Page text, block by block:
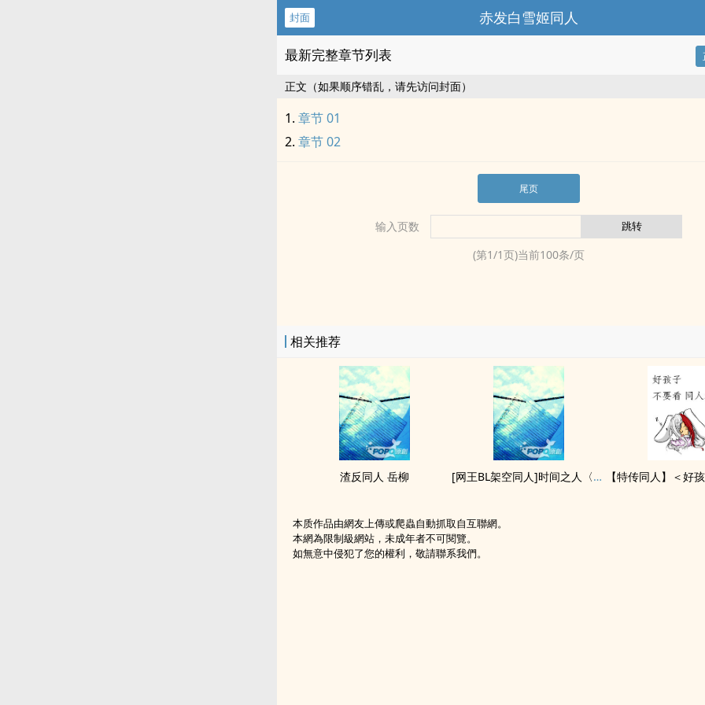
封面 赤发白雪姬‍‎同‍‎‌人‌‍
最新完整章节列表
正文（如果顺序错乱，请先访问封面）
章节 01
章节 02
尾页
输入页数
(第1/1页)当前100条/页
相关推荐
渣反‍‎同‍‎‌人‌‍ 岳柳 [网王BL架空‍‎同‍‎‌人‌‍]时间之人〈ALL不二〉
本质作品由網友上傳或爬蟲自動抓取自互聯網。
本網為限制級網站，未成年者不可閱覽。
如無意中侵犯了您的權利，敬請聯系我們。